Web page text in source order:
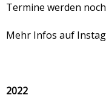
Termine werden
Mehr Infos auf
2022